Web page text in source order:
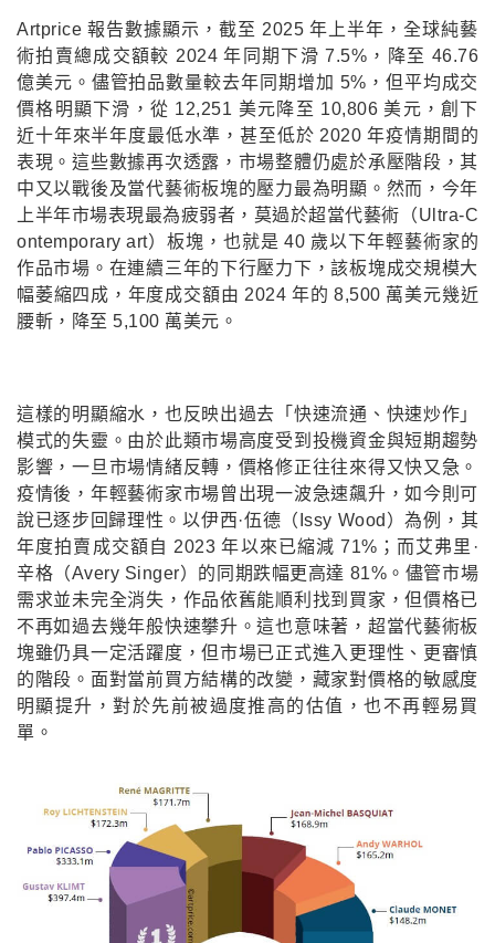
Artprice 報告數據顯示，截至 2025 年上半年，全球純藝
術拍賣總成交額較 2024 年同期下滑 7.5%，降至 46.76
億美元。儘管拍品數量較去年同期增加 5%，但平均成交
價格明顯下滑，從 12,251 美元降至 10,806 美元，創下
近十年來半年度最低水準，甚至低於 2020 年疫情期間的
表現。這些數據再次透露，市場整體仍處於承壓階段，其
中又以戰後及當代藝術板塊的壓力最為明顯。然而，今年
上半年市場表現最為疲弱者，莫過於超當代藝術（Ultra-C
ontemporary art）板塊，也就是 40 歲以下年輕藝術家的
作品市場。在連續三年的下行壓力下，該板塊成交規模大
幅萎縮四成，年度成交額由 2024 年的 8,500 萬美元幾近
腰斬，降至 5,100 萬美元。
這樣的明顯縮水，也反映出過去「快速流通、快速炒作」
模式的失靈。由於此類市場高度受到投機資金與短期趨勢
影響，一旦市場情緒反轉，價格修正往往來得又快又急。
疫情後，年輕藝術家市場曾出現一波急速飆升，如今則可
說已逐步回歸理性。以伊西·伍德（Issy Wood）為例，其
年度拍賣成交額自 2023 年以來已縮減 71%；而艾弗里·
辛格（Avery Singer）的同期跌幅更高達 81%。儘管市場
需求並未完全消失，作品依舊能順利找到買家，但價格已
不再如過去幾年般快速攀升。這也意味著，超當代藝術板
塊雖仍具一定活躍度，但市場已正式進入更理性、更審慎
的階段。面對當前買方結構的改變，藏家對價格的敏感度
明顯提升，對於先前被過度推高的估值，也不再輕易買
單。